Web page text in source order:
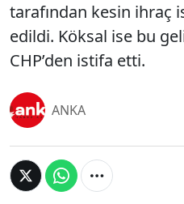
tarafından kesin ihraç
edildi. Köksal ise bu
CHP’den istifa etti.
ANKA